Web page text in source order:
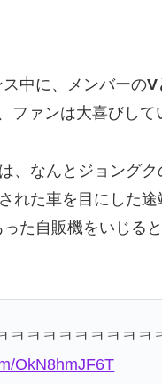
中に、メンバーのV
ファンは大喜びして
、なんとジョングク
れた車を目にした
た自販機をいじる
ㅋㅋㅋㅋㅋㅋㅋㅋ
OkN8hmJF6T